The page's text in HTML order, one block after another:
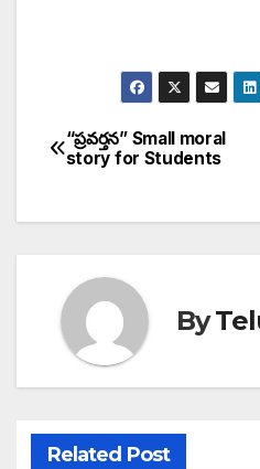
Post
“ప్రవర్తన” Small moral
story for Students
By
Related Post